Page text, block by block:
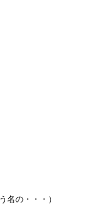
名の・・・）